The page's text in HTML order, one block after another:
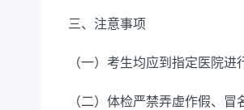
三、注意事项
（一）考生均应到指定医院
（二）体检严禁弄虚作假、